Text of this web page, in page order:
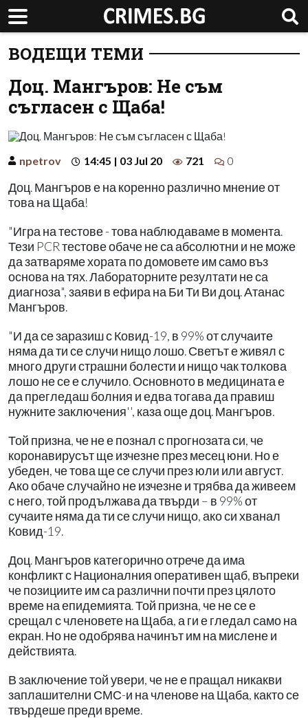
ВОДЕЩИ ТЕМИ
Доц. Мангъров: Не съм
съгласен с Щаба!
npetrov 14:45 | 03 Jul 20 721 0
Доц. Мангъров е на коренно различно мнение от
това на Щаба!
"Игра на тестове - това наблюдаваме в момента.
Тези PCR тестове обаче не са абсолютни и не може
да затваряме хората по домовете им само въз
основа на тях. Лабораторните резултати не са
диагноза", заяви в ефира на Би Ти Ви доц. Атанас
Мангъров.
"И да се заразиш с Ковид-19, в 99% от случаите
няма да ти се случи нищо лошо. Светът е живял с
много други страшни болести и нищо чак толкова
лошо не се е случило. Основното в медицината е
да прегледаш болния и едва тогава да правиш
нужните заключения'', каза още доц. Мангъров.
Той призна, че не е познал с прогнозата си, че
коронавирусът ще изчезне през месец юни. Но е
убеден, че това ще се случи през юли или август.
Ако обаче случайно не изчезне и трябва да живеем
с него, той продължава да твърди – в 99% от
сучаите няма да ти се случи нищо, ако си хванал
Ковид-19.
Доц. Мангъров категорично отрече да има
конфликт с Националния оперативен щаб, въпреки
че позициите им са различни почти през цялото
време на епидемията. Той призна, че не се е
срещал с членовете на Щаба, а ги е гледал само на
екран. Но не одобрява начинът им на мислене и
действията.
В заключение той увери, че не е пращал никакви
заплашителни СМС-и на членове на Щаба, както се
твърдеше преди време.